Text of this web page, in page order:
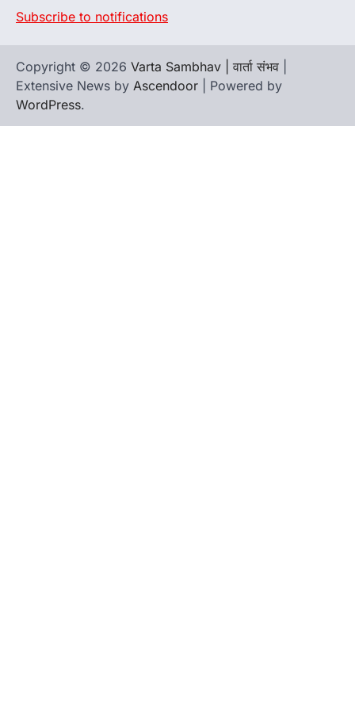
Subscribe to notifications
Copyright © 2026 Varta Sambhav | वार्ता संभव
Extensive News by Ascendoor | Powered by
WordPress.